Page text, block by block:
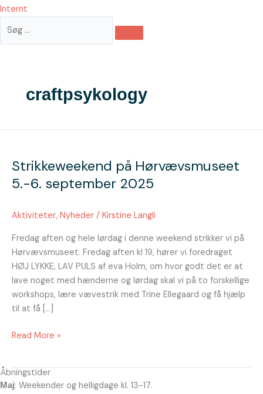
Internt
craftpsykology
Strikkeweekend på Hørvævsmuseet
5.-6. september 2025
Aktiviteter, Nyheder / Kirstine Langli
Fredag aften og hele lørdag i denne weekend strikker vi på
Hørvævsmuseet. Fredag aften kl 19, hører vi foredraget
HØJ LYKKE, LAV PULS af eva Holm, om hvor godt det er at
lave noget med hænderne og lørdag skal vi på to forskellige
workshops, lære vævestrik med Trine Ellegaard og få hjælp
til at få […]
Hørvævsmuseet
5.-6.
Read More »
Åbningstider
Maj: Weekender og helligdage kl. 13-17.